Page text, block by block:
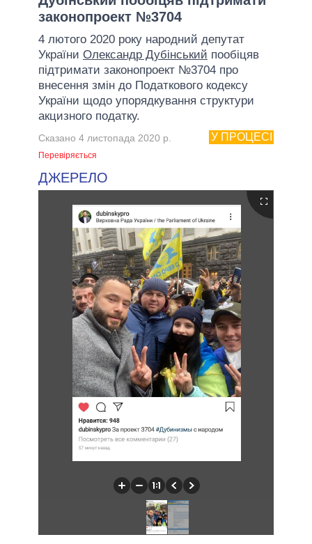
законопроект №3704
4 лютого 2020 року народний депутат
України Олександр Дубінський пообіцяв
підтримати законопроект №3704 про
внесення змін до Податкового кодексу
України щодо упорядкування структури
акцизного податку.
У ПРОЦЕСІ
Сказано 4 листопада 2020 р.
Перевіряється
ДЖЕРЕЛО